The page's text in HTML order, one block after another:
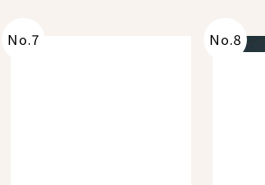
No.7 No.8